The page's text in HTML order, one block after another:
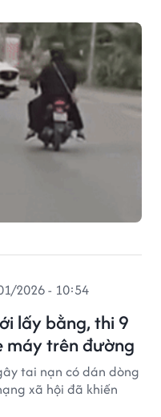
lấy bằng, thi 9
máy trên đường
2026 - 10:54
tai nạn có dán dòng
xã hội đã khiến